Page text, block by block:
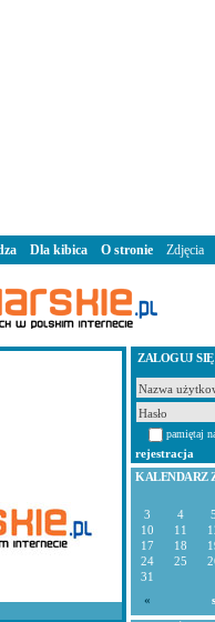
ZALOGUJ SIĘ
pamiętaj
rejestracja
KALENDARZ
3
4 5
10
11
17
18
24
25
31
«
Dla kibica O stronie Zdjęcia